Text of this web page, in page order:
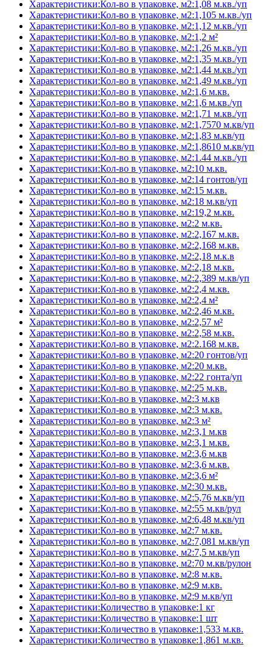
Характеристики:Кол-во в упаковке, м2:1,08 м.кв./уп
Характеристики:Кол-во в упаковке, м2:1,105 м.кв./уп
Характеристики:Кол-во в упаковке, м2:1,12 м.кв./уп
Характеристики:Кол-во в упаковке, м2:1,2 м²
Характеристики:Кол-во в упаковке, м2:1,26 м.кв./уп
Характеристики:Кол-во в упаковке, м2:1,35 м.кв./уп
Характеристики:Кол-во в упаковке, м2:1,44 м.кв./уп
Характеристики:Кол-во в упаковке, м2:1,49 м.кв./уп
Характеристики:Кол-во в упаковке, м2:1,6 м.кв.
Характеристики:Кол-во в упаковке, м2:1,6 м.кв./уп
Характеристики:Кол-во в упаковке, м2:1,71 м.кв./уп
Характеристики:Кол-во в упаковке, м2:1,7570 м.кв/уп
Характеристики:Кол-во в упаковке, м2:1,83 м.кв/уп
Характеристики:Кол-во в упаковке, м2:1,8610 м.кв/уп
Характеристики:Кол-во в упаковке, м2:1.44 м.кв./уп
Характеристики:Кол-во в упаковке, м2:10 м.кв.
Характеристики:Кол-во в упаковке, м2:14 гонтов/уп
Характеристики:Кол-во в упаковке, м2:15 м.кв.
Характеристики:Кол-во в упаковке, м2:18 м.кв/уп
Характеристики:Кол-во в упаковке, м2:19,2 м.кв.
Характеристики:Кол-во в упаковке, м2:2 м.кв.
Характеристики:Кол-во в упаковке, м2:2,167 м.кв.
Характеристики:Кол-во в упаковке, м2:2,168 м.кв.
Характеристики:Кол-во в упаковке, м2:2,18 м.к.в
Характеристики:Кол-во в упаковке, м2:2,18 м.кв.
Характеристики:Кол-во в упаковке, м2:2,389 м.кв/уп
Характеристики:Кол-во в упаковке, м2:2,4 м.кв.
Характеристики:Кол-во в упаковке, м2:2,4 м²
Характеристики:Кол-во в упаковке, м2:2,46 м.кв.
Характеристики:Кол-во в упаковке, м2:2,57 м²
Характеристики:Кол-во в упаковке, м2:2,58 м.кв.
Характеристики:Кол-во в упаковке, м2:2.168 м.кв.
Характеристики:Кол-во в упаковке, м2:20 гонтов/уп
Характеристики:Кол-во в упаковке, м2:20 м.кв.
Характеристики:Кол-во в упаковке, м2:22 гонта/уп
Характеристики:Кол-во в упаковке, м2:25 м.кв.
Характеристики:Кол-во в упаковке, м2:3 м.кв
Характеристики:Кол-во в упаковке, м2:3 м.кв.
Характеристики:Кол-во в упаковке, м2:3 м²
Характеристики:Кол-во в упаковке, м2:3,1 м.кв
Характеристики:Кол-во в упаковке, м2:3,1 м.кв.
Характеристики:Кол-во в упаковке, м2:3,6 м.кв
Характеристики:Кол-во в упаковке, м2:3,6 м.кв.
Характеристики:Кол-во в упаковке, м2:3,6 м²
Характеристики:Кол-во в упаковке, м2:30 м.кв.
Характеристики:Кол-во в упаковке, м2:5,76 м.кв/уп
Характеристики:Кол-во в упаковке, м2:55 м.кв/рул
Характеристики:Кол-во в упаковке, м2:6,48 м.кв/уп
Характеристики:Кол-во в упаковке, м2:7 м.кв.
Характеристики:Кол-во в упаковке, м2:7,081 м.кв/уп
Характеристики:Кол-во в упаковке, м2:7,5 м.кв/уп
Характеристики:Кол-во в упаковке, м2:70 м.кв/рулон
Характеристики:Кол-во в упаковке, м2:8 м.кв.
Характеристики:Кол-во в упаковке, м2:9 м.кв.
Характеристики:Кол-во в упаковке, м2:9 м.кв/уп
Характеристики:Количество в упаковке:1 кг
Характеристики:Количество в упаковке:1 шт
Характеристики:Количество в упаковке:1,533 м.кв.
Характеристики:Количество в упаковке:1,861 м.кв.